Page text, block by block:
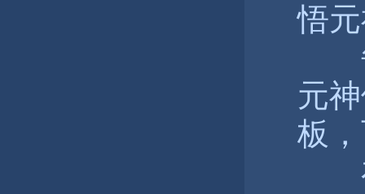
悟
每
元
板
在